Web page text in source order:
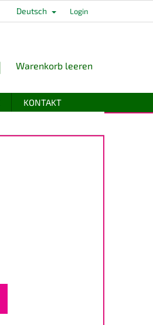
Deutsch Login
WARENKORB
Warenkorb leeren
KONTAKT